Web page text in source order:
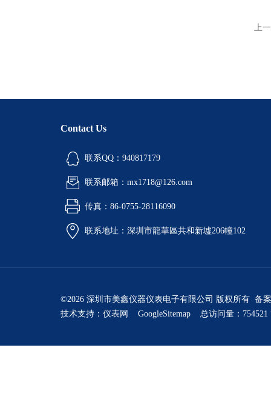
上
Contact Us
联系QQ：940817179
联系邮箱：mx1718@126.com
传真：86-0755-28116090
联系地址：深圳市龍華區共和新墟206幢102
©2026 深圳市美鑫仪器仪表电子有限公司 版权所有 备
技术支持： 仪表网 GoogleSitemap 总访问量：754521